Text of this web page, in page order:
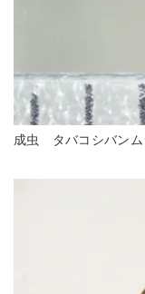
成虫 タバコシバン